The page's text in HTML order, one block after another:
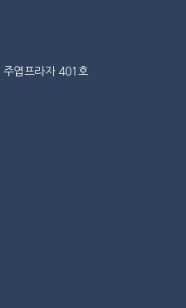
엽프라자 401호